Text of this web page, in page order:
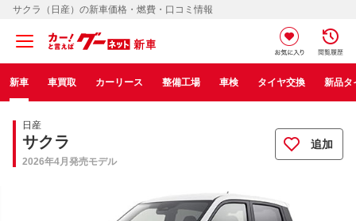
サクラ（日産）の新車価格・燃費・口コミ情報
新車 車買取 カーリース 整備工場 車検 タイヤ交換 新品タ
日産
サクラ
2026年4月発売モデル
追加